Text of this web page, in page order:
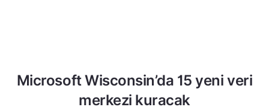
Microsoft Wisconsin’da 15 yeni veri
merkezi kuracak